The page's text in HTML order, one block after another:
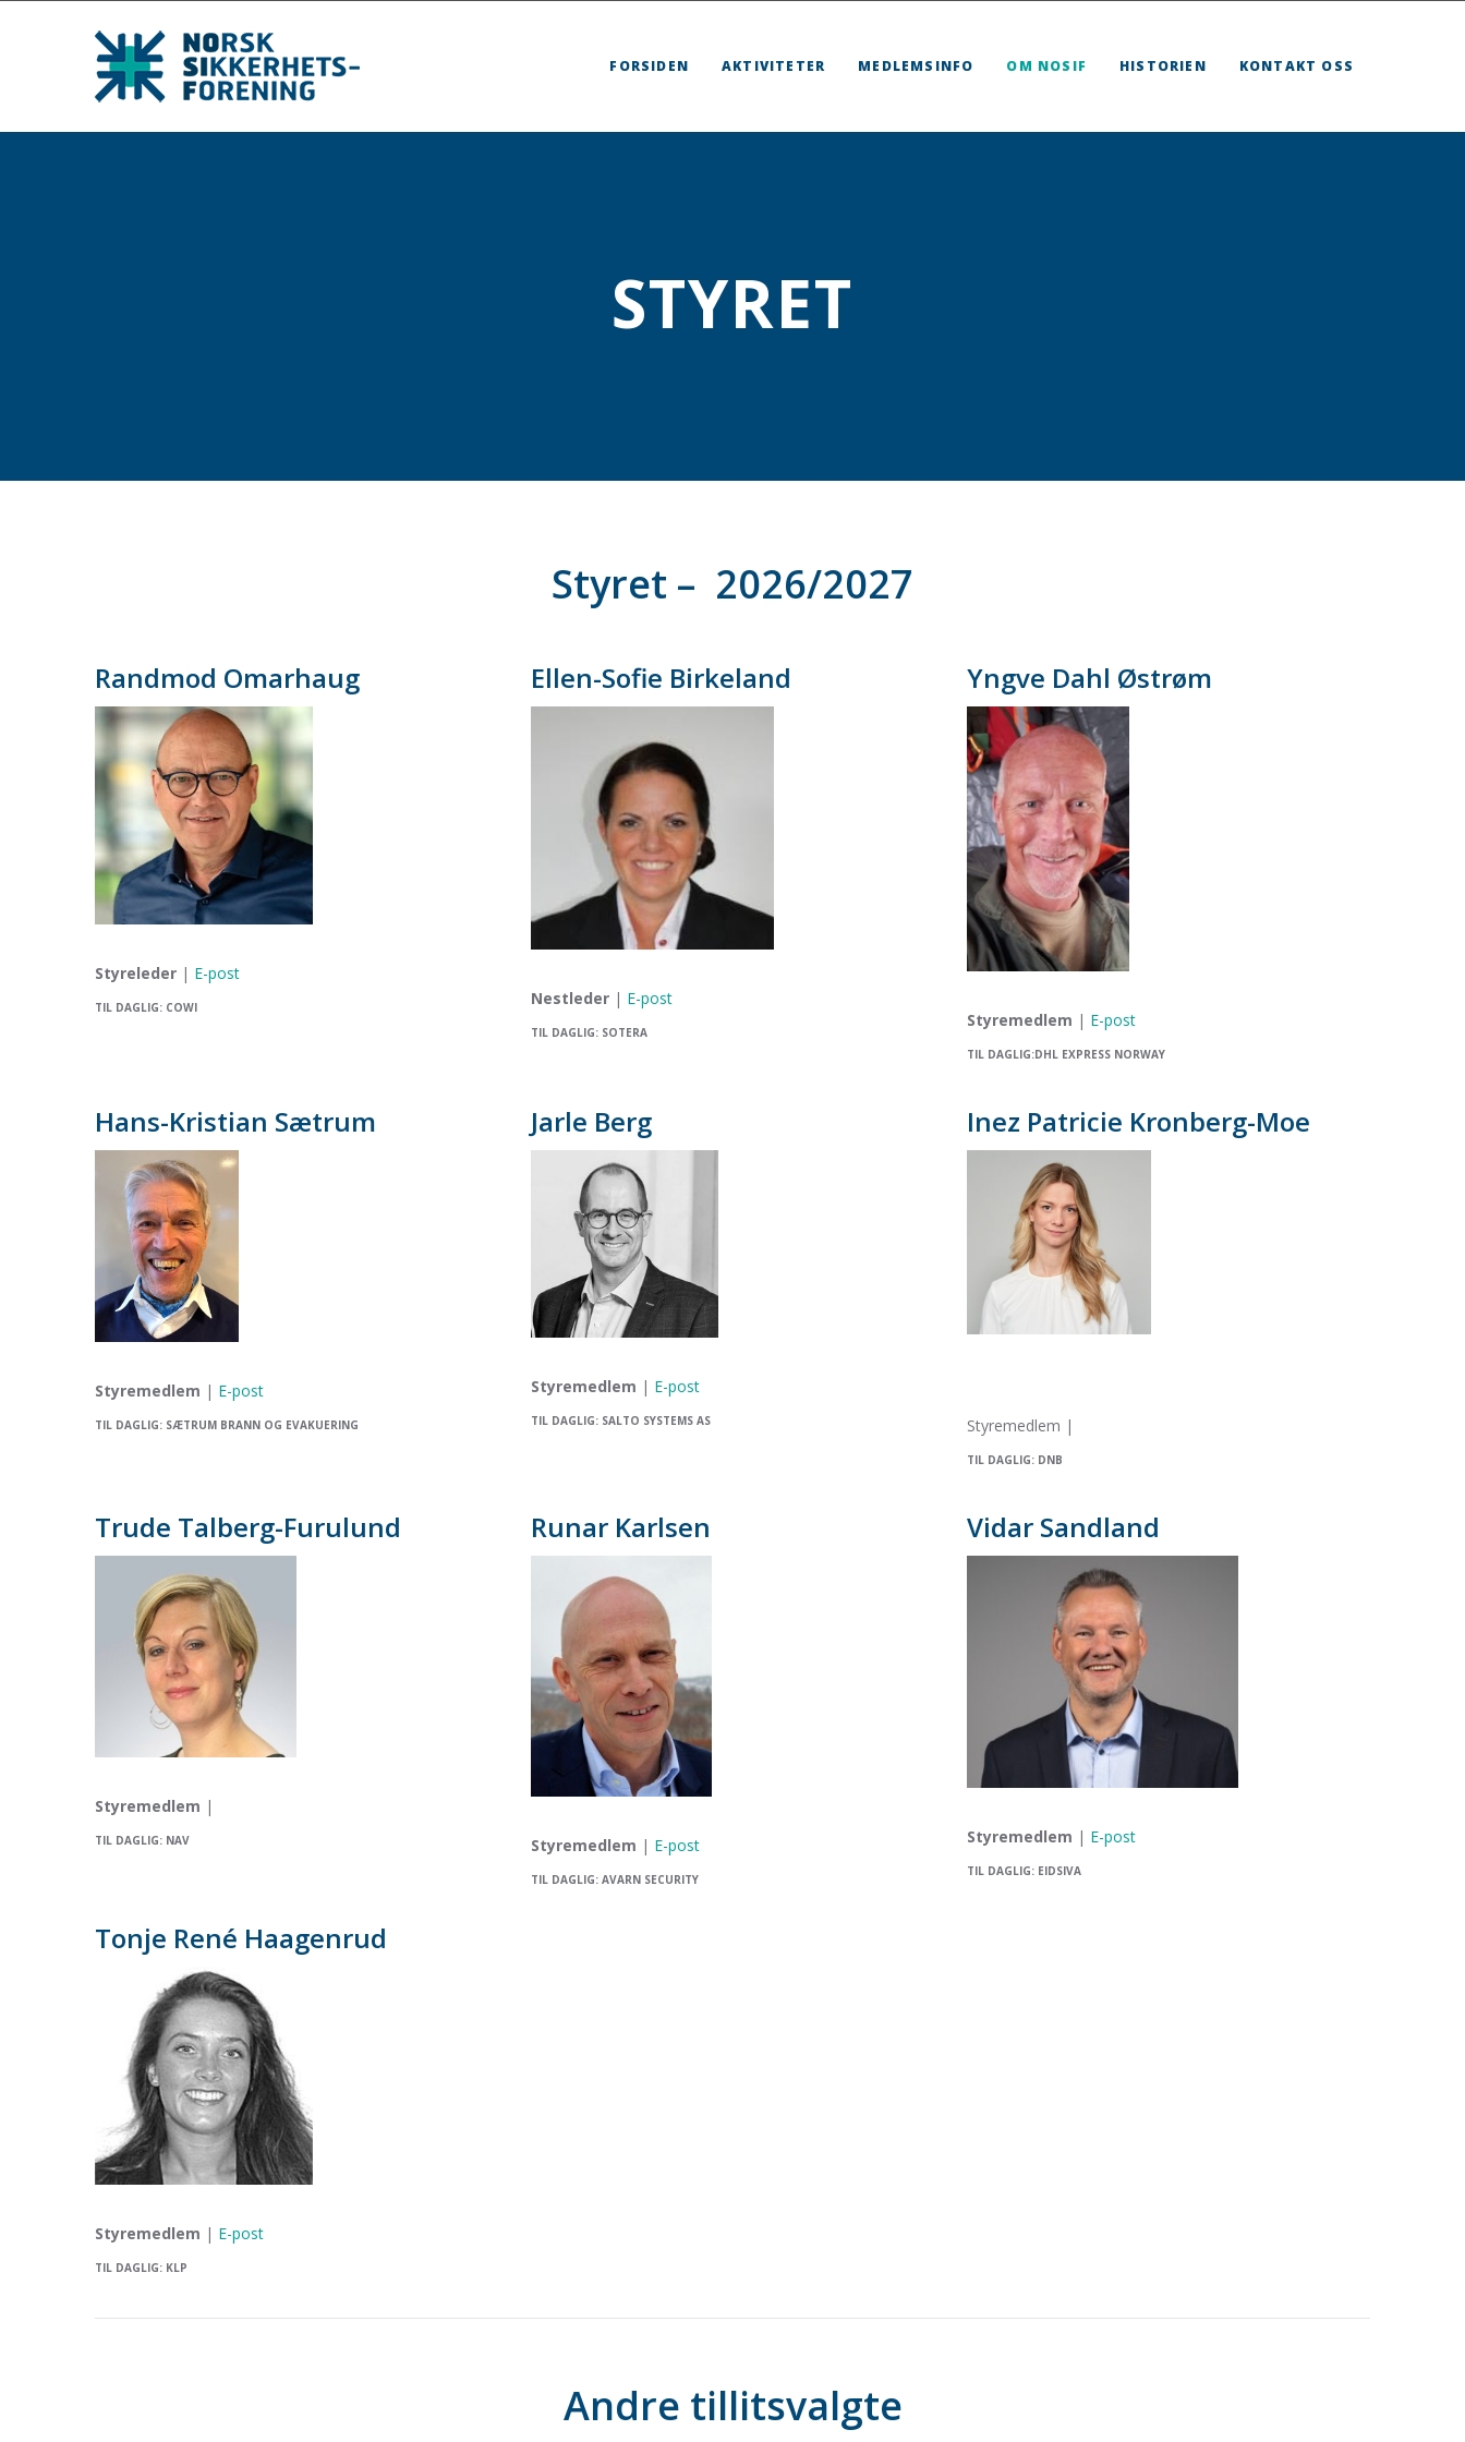
FORSIDEN AKTIVITETER MEDLEMSINFO OM NOSIF HISTORIEN KONTAKT OSS
STYRET
Styret – 2026/2027
Randmod Omarhaug
Styreleder | E-post
TIL DAGLIG: COWI
Ellen-Sofie Birkeland
Nestleder | E-post
TIL DAGLIG: SOTERA
Yngve Dahl Østrøm
Styremedlem | E-post
TIL DAGLIG:DHL EXPRESS NORWAY
Hans-Kristian Sætrum
Styremedlem | E-post
TIL DAGLIG: SÆTRUM BRANN OG EVAKUERING
Jarle Berg
Styremedlem | E-post
TIL DAGLIG: SALTO SYSTEMS AS
Inez Patricie Kronberg-Moe
Styremedlem |
TIL DAGLIG: DNB
Trude Talberg-Furulund
Styremedlem |
TIL DAGLIG: NAV
Runar Karlsen
Styremedlem | E-post
TIL DAGLIG: AVARN SECURITY
Vidar Sandland
Styremedlem | E-post
TIL DAGLIG: EIDSIVA
Tonje René Haagenrud
Styremedlem | E-post
TIL DAGLIG: KLP
Andre tillitsvalgte